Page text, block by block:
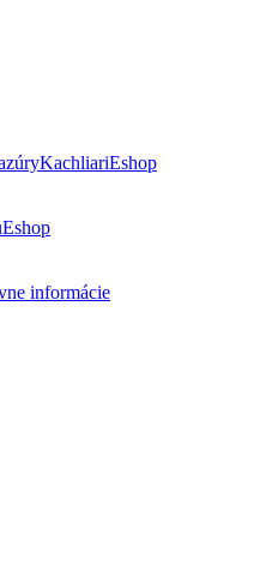
KachliariEshop
Eshop
informácie